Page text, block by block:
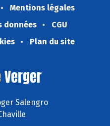
Mentions légales
données
CGU
Plan du site
Verger
Salengro